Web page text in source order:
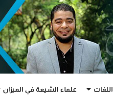
اللغات علماء الشيعة في الميزان